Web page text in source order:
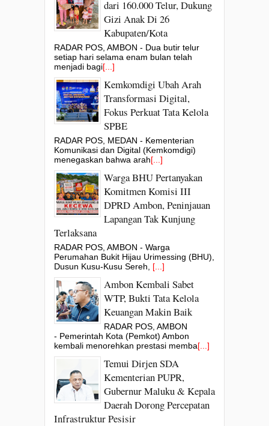
dari 160.000 Telur, Dukung
Gizi Anak Di 26
Kabupaten/Kota
RADAR POS, AMBON - Dua butir telur
setiap hari selama enam bulan telah
menjadi bagi[...]
Kemkomdigi Ubah Arah
Transformasi Digital,
Fokus Perkuat Tata Kelola
SPBE
RADAR POS, MEDAN - Kementerian
Komunikasi dan Digital (Kemkomdigi)
menegaskan bahwa arah[...]
Warga BHU Pertanyakan
Komitmen Komisi III
DPRD Ambon, Peninjauan
Lapangan Tak Kunjung
Terlaksana
RADAR POS, AMBON - Warga
Perumahan Bukit Hijau Urimessing (BHU),
Dusun Kusu-Kusu Sereh, [...]
Ambon Kembali Sabet
WTP, Bukti Tata Kelola
Keuangan Makin Baik
RADAR POS, AMBON
- Pemerintah Kota (Pemkot) Ambon
kembali menorehkan prestasi memba[...]
Temui Dirjen SDA
Kementerian PUPR,
Gubernur Maluku & Kepala
Daerah Dorong Percepatan
Infrastruktur Pesisir